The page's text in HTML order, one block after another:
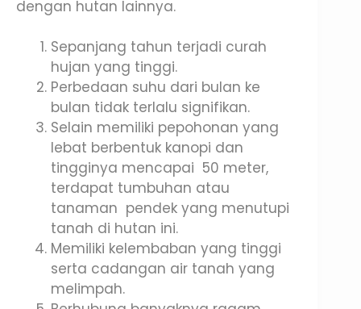
dengan hutan lainnya.
Sepanjang tahun terjadi curah
hujan yang tinggi.
Perbedaan suhu dari bulan ke
bulan tidak terlalu signifikan.
Selain memiliki pepohonan yang
lebat berbentuk kanopi dan
tingginya mencapai 50 meter,
terdapat tumbuhan atau
tanaman pendek yang menutupi
tanah di hutan ini.
Memiliki kelembaban yang tinggi
serta cadangan air tanah yang
melimpah.